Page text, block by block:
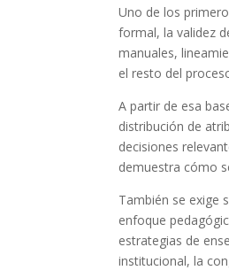
Uno de los
formal, la validez
manuales,
el resto del
A partir de esa
distribución de
decisiones
demuestra cómo
También se exige
enfoque
estrategias de
institucional, la